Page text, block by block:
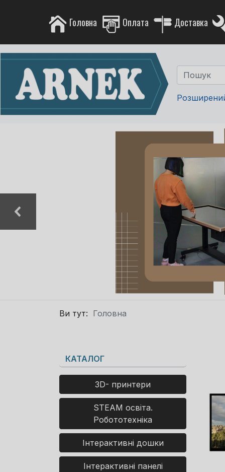
Головна Оплата Доставка
Ви тут: Головна
КАТАЛОГ
3D- принтери
STEAM освіта.
Робототехніка
Інтерактивні дошки
Інтерактивні панелі